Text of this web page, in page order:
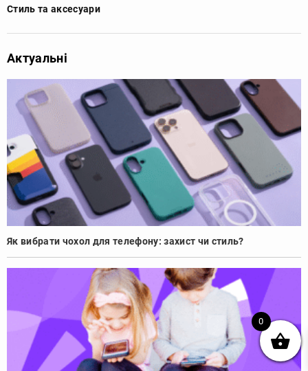
Стиль та аксесуари
Актуальні
Як вибрати чохол для телефону: захист чи стиль?
0